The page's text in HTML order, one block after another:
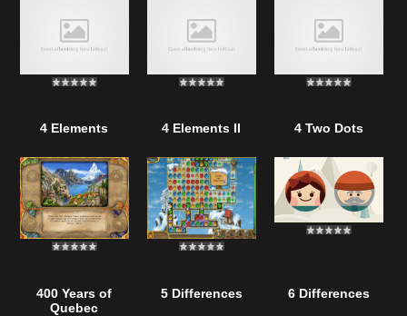
4 Elements 4 Elements II 4 Two Dots
400 Years of
Quebec
5 Differences 6 Differences